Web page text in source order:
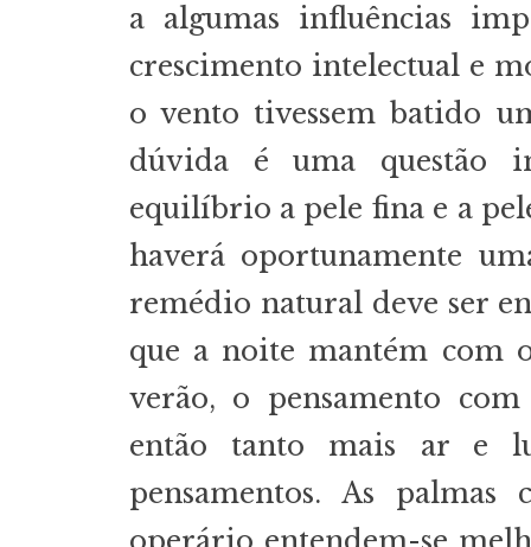
a algumas influências
crescimento intelectual e
o vento tivessem batido
dúvida é uma questão
equilíbrio a pele fina e a
haverá oportunamente
remédio natural deve ser
que a noite mantém com
verão, o pensamento
então tanto mais ar e
pensamentos. As palmas